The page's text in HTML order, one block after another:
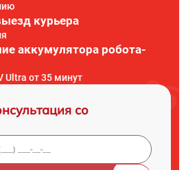
курьера
аккумулятора робота-
Ultra от 35 минут
со